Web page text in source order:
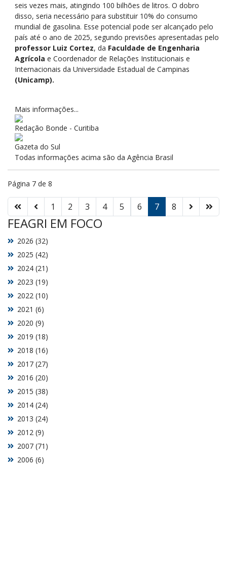
seis vezes mais, atingindo 100 bilhões de litros. O dobro
disso, seria necessário para substituir 10% do consumo
mundial de gasolina. Esse potencial pode ser alcançado pelo
país até o ano de 2025, segundo previsões apresentadas pelo
professor Luiz Cortez, da Faculdade de Engenharia
Agrícola e Coordenador de Relações Institucionais e
Internacionais da Universidade Estadual de Campinas
(Unicamp).
Mais informações...
Redação Bonde - Curitiba
Gazeta do Sul
Todas informações acima são da Agência Brasil
Página 7 de 8
1 2 3 4 5 6 7 8
FEAGRI EM FOCO
2006 (6)
2007 (71)
2012 (9)
2013 (24)
2014 (24)
2015 (38)
2016 (20)
2017 (27)
2018 (16)
2019 (18)
2020 (9)
2021 (6)
2022 (10)
2023 (19)
2024 (21)
2025 (42)
2026 (32)